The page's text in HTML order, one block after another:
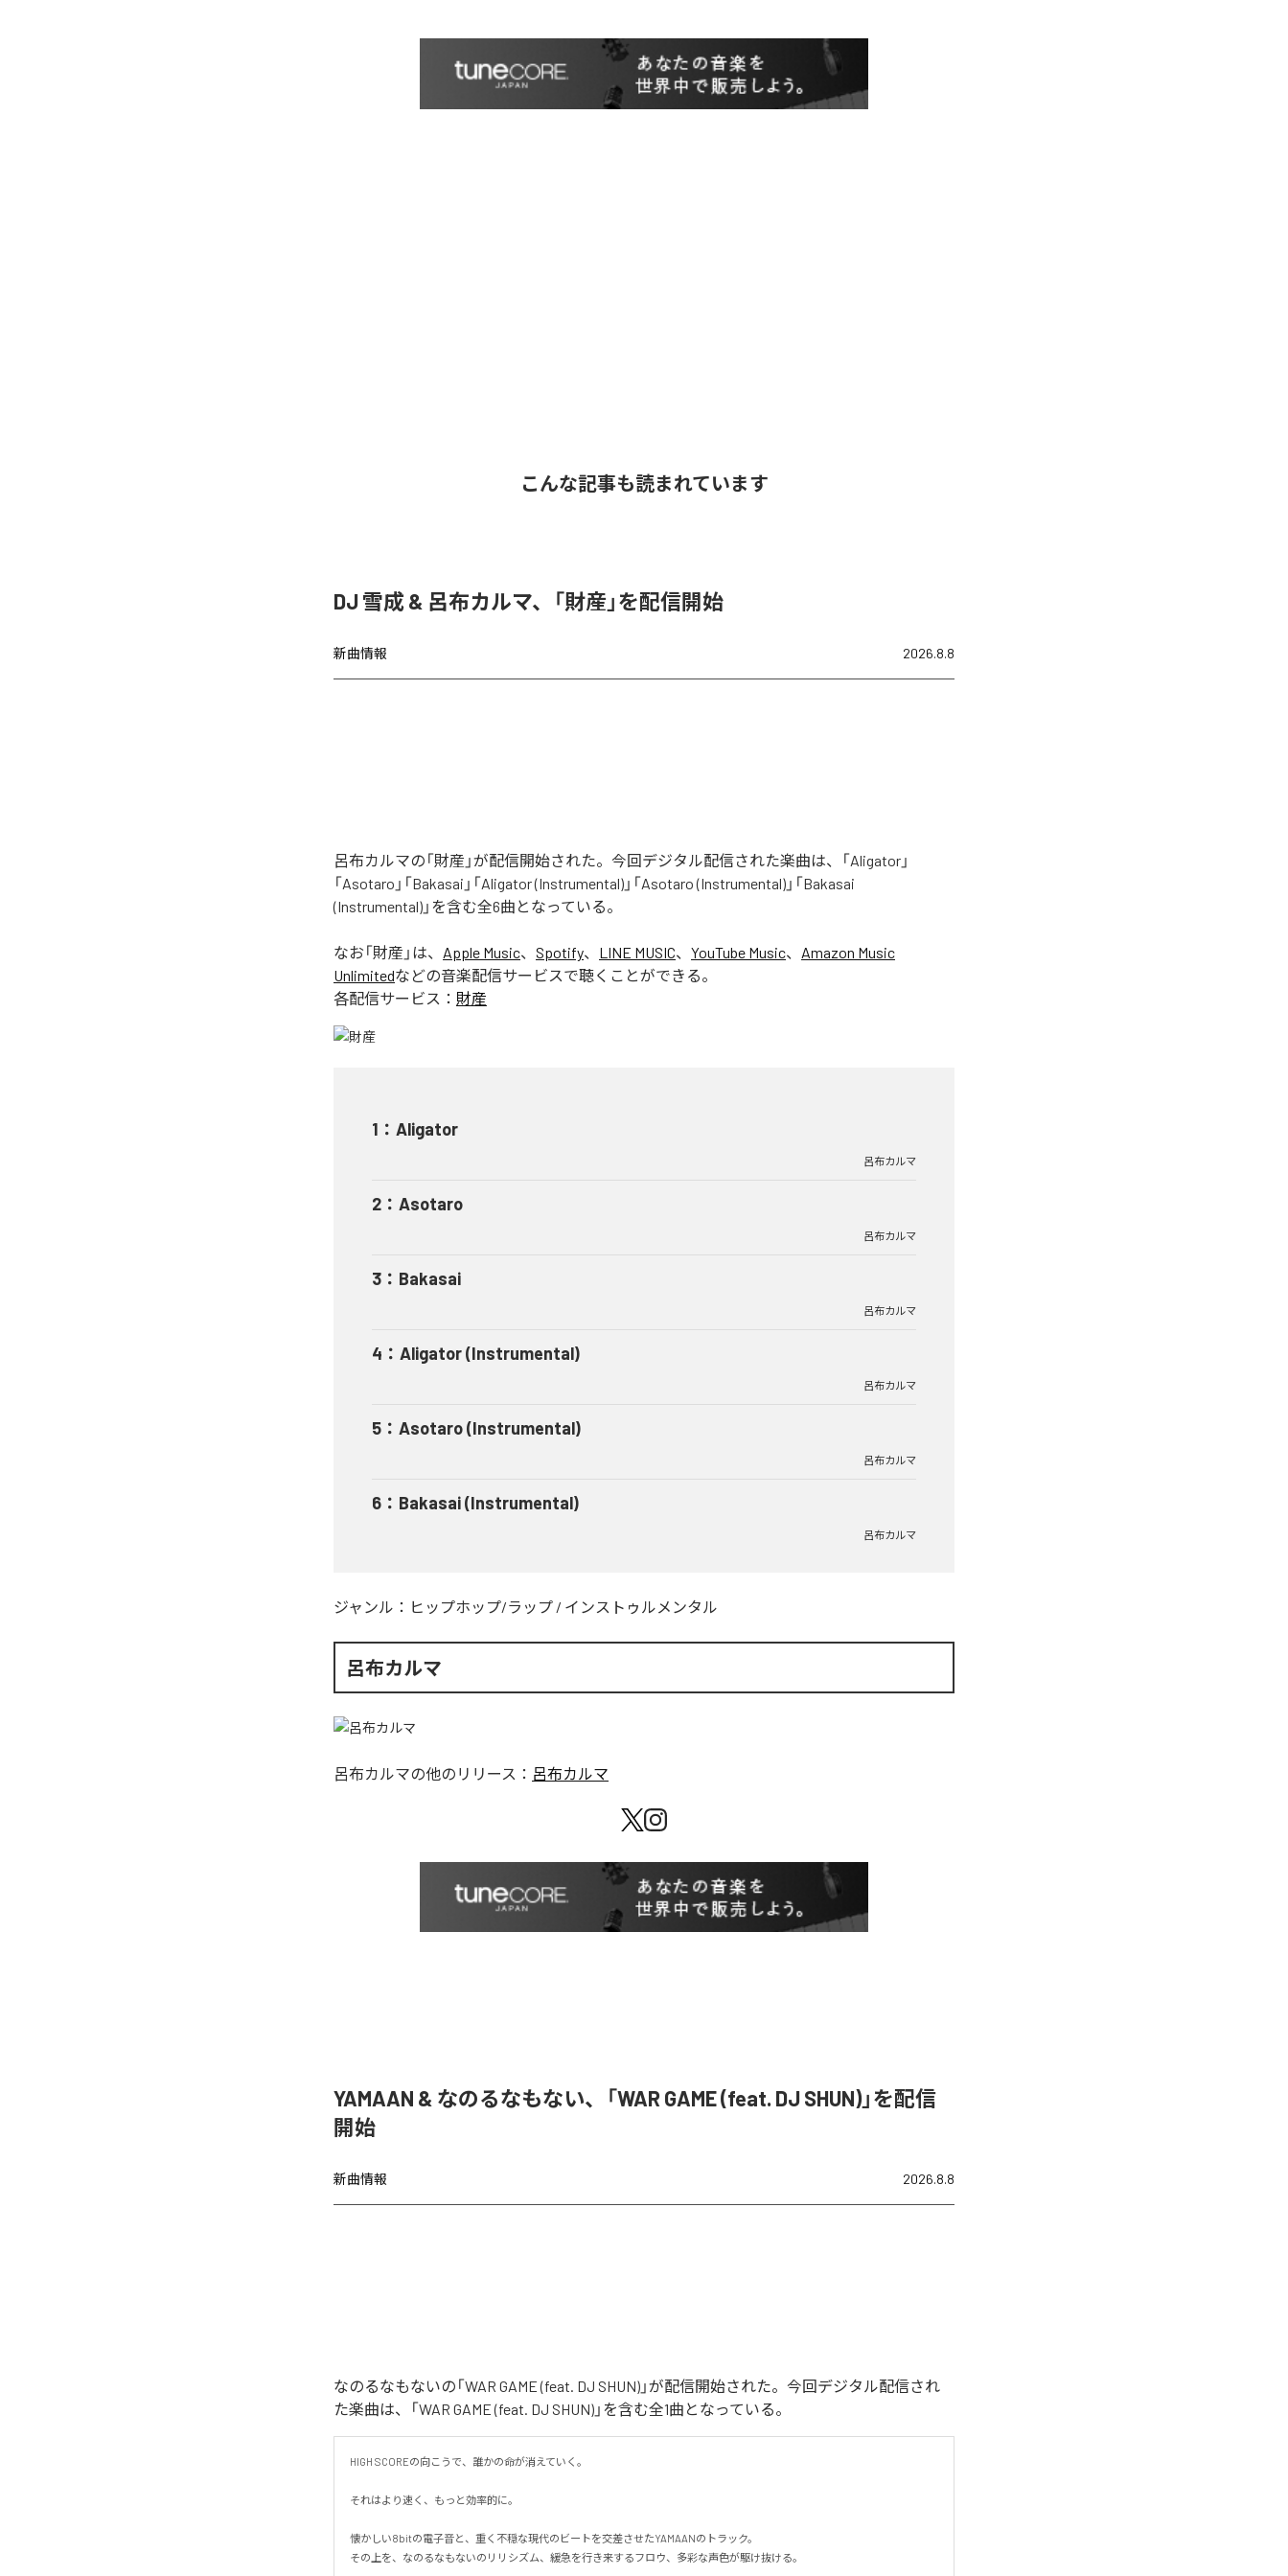
こんな記事も読まれています
DJ 雪成 & 呂布カルマ、「財産」を配信開始
新曲情報 2026.8.8
呂布カルマの「財産」が配信開始された。今回デジタル配信された楽曲は、「Aligator」
「Asotaro」「Bakasai」「Aligator (Instrumental)」「Asotaro (Instrumental)」「Bakasai
(Instrumental)」を含む全6曲となっている。
なお「財産 」は、 Apple Music、 Spotify、 LINE MUSIC、 YouTube Music、 Amazon Music
Unlimitedなどの音楽配信サービスで聴くことができる。
各配信サービス： 財産
1 ： Aligator
呂布カルマ
2 ： Asotaro
呂布カルマ
3 ： Bakasai
呂布カルマ
4 ： Aligator (Instrumental)
呂布カルマ
5 ： Asotaro (Instrumental)
呂布カルマ
6 ： Bakasai (Instrumental)
呂布カルマ
ジャンル： ヒップホップ/ラップ / インストゥルメンタル
呂布カルマ
呂布カルマの他のリリース： 呂布カルマ
YAMAAN & なのるなもない、「WAR GAME (feat. DJ SHUN)」を配信
開始
新曲情報 2026.8.8
なのるなもないの「WAR GAME (feat. DJ SHUN)」が配信開始された。今回デジタル配信され
た楽曲は、「WAR GAME (feat. DJ SHUN)」を含む全1曲となっている。
HIGH SCOREの向こうで、誰かの命が消えていく。
それはより速く、もっと効率的に。
懐かしい8bitの電子音と、重く不穏な現代のビートを交差させたYAMAANのトラック。
その上を、なのるなもないのリリシズム、緩急を行き来するフロウ、多彩な声色が駆け抜ける。